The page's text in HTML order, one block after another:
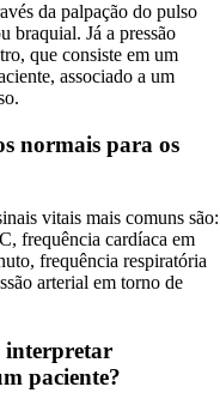
da palpação do pulso
braquial. Já a pressão
que consiste em um
associado a um
normais para os
vitais mais comuns são:
frequência cardíaca em
frequência respiratória
arterial em torno de
interpretar
paciente?